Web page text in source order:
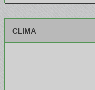
CLIMA